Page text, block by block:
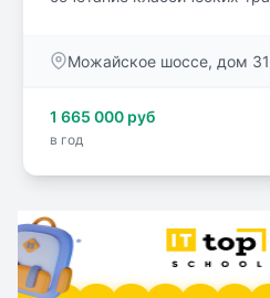
дети получают с нулевого
Можайское шоссе, дом
1 665 000 руб
в год